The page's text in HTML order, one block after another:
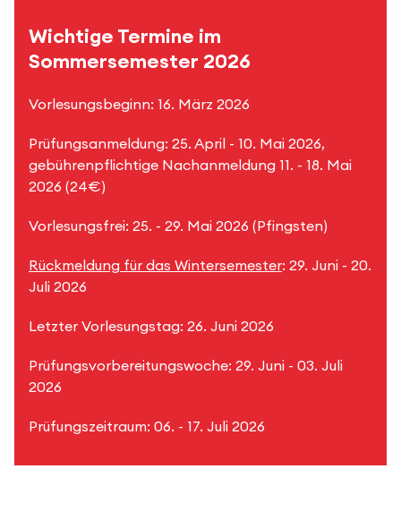
Wichtige Termine im
Sommersemester 2026
Vorlesungsbeginn: 16. März 2026
Prüfungsanmeldung: 25. April - 10. Mai 2026,
gebührenpflichtige Nachanmeldung 11. - 18. Mai
2026 (24€)
Vorlesungsfrei: 25. - 29. Mai 2026 (Pfingsten)
Rückmeldung für das Wintersemester: 29. Juni - 20.
Juli 2026
Letzter Vorlesungstag: 26. Juni 2026
Prüfungsvorbereitungswoche: 29. Juni - 03. Juli
2026
Prüfungszeitraum: 06. - 17. Juli 2026